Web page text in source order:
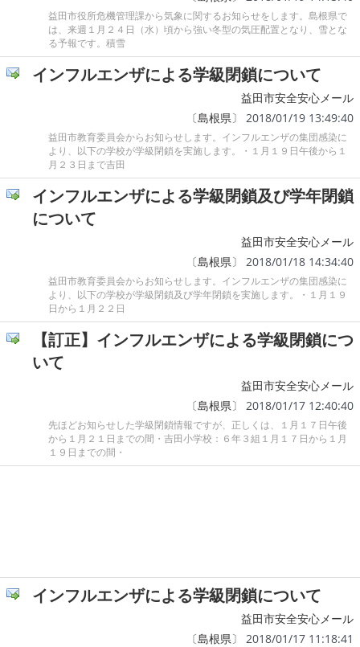
益田市役所危機管理課から気象に関するお知らせをします。島根県で
は、来週１月２４日（水）頃から強い冬型の気圧配置となり、雪とな
る予報です。積雪
インフルエンザによる学級閉鎖について
益田市安全安心メール
〔島根県〕 2018/01/19 13:49:40
益田市教育委員会からお知らせします。インフルエンザの集団感染に
より、以下の学校が学級閉鎖を実施します。・１月１９日午後から１
月２３日まで吉田
インフルエンザによる学級閉鎖及び学年閉鎖
について
益田市安全安心メール
〔島根県〕 2018/01/18 14:34:40
益田市教育委員会からお知らせします。インフルエンザの集団感染に
より、以下の学校が学級閉鎖及び学年閉鎖を実施します。・１月１９
日から１月２２日
【訂正】インフルエンザによる学級閉鎖につ
いて
益田市安全安心メール
〔島根県〕 2018/01/17 12:40:40
先ほどお知らせした学級閉鎖情報ですが、正しくは、１月１７日午後
から１月２１日までの間・吉田小学校：６年３組１月１７日から１月
１９日までの間・
インフルエンザによる学級閉鎖について
益田市安全安心メール
〔島根県〕 2018/01/17 11:18:41